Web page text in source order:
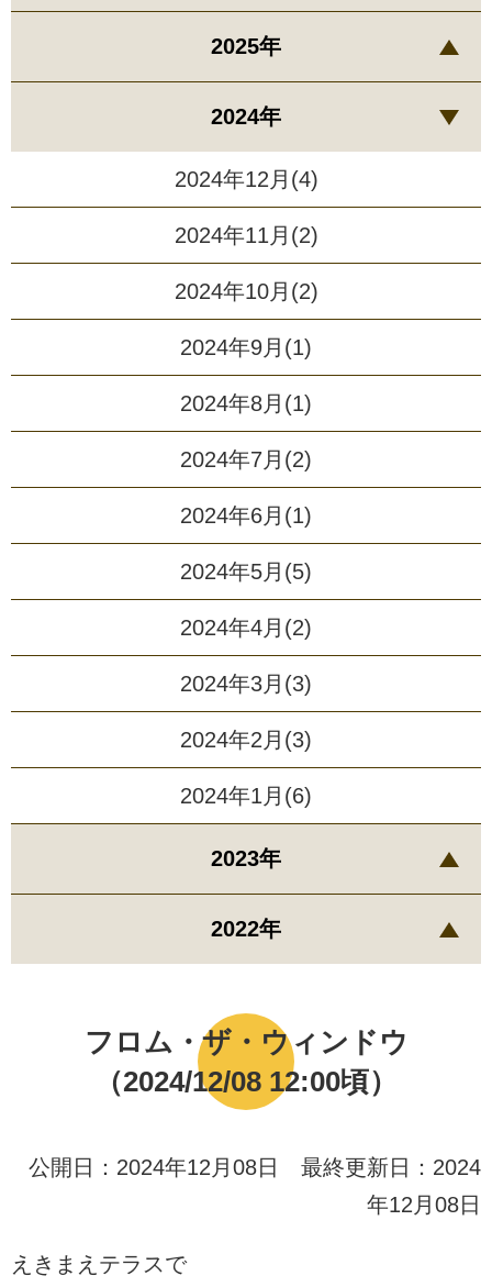
フロム・ザ・ウィンドウ
（2024/12/08 12:00頃）
公開日：2024年12月08日 最終更新日：2024
年12月08日
えきまえテラスで
2025年
2024年
2024年12月(4)
2024年11月(2)
2024年10月(2)
2024年9月(1)
2024年8月(1)
2024年7月(2)
2024年6月(1)
2024年5月(5)
2024年4月(2)
2024年3月(3)
2024年2月(3)
2024年1月(6)
2023年
2022年